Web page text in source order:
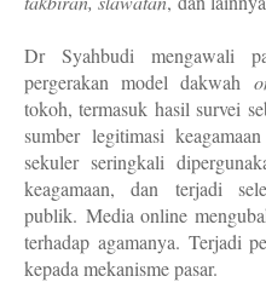
Dr Syahbudi mengawali
pergerakan model dakwah
tokoh, termasuk hasil survei
sumber legitimasi
sekuler seringkali
keagamaan, dan terjadi
publik. Media online
terhadap agamanya. Terjadi
kepada mekanisme pasar.